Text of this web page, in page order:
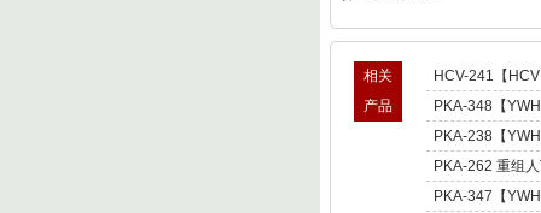
相关
产品
HCV-241【
核心蛋白22kDa
Virus
PKA-348【
酶激活蛋白Beta
3/Trp-5
PKA-238【
酶激活蛋白
3/Trp-5
PKA-262 重组
Gamma,His标
PKA-347【